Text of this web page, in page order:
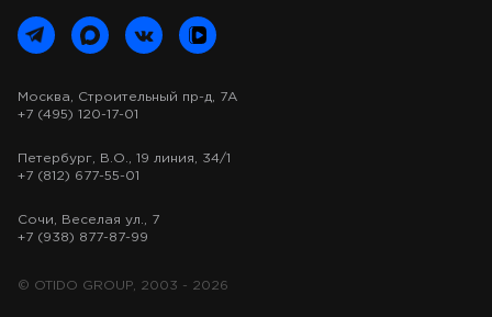
Москва, Строительный пр-д, 7А
+7 (495) 120-17-01
Петербург, В.О., 19 линия, 34/1
+7 (812) 677-55-01
Сочи, Веселая ул., 7
+7 (938) 877-87-99
© OTIDO GROUP, 2003 - 2026